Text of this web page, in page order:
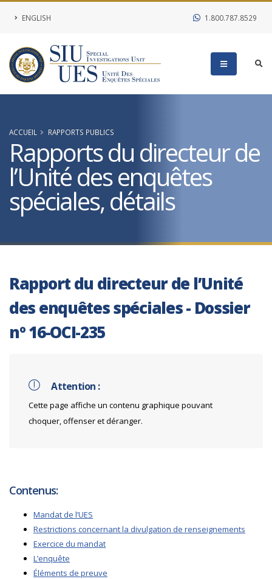
ENGLISH 1.800.787.8529
ACCUEIL RAPPORTS PUBLICS
Rapports du directeur de
l’Unité des enquêtes
spéciales, détails
Rapport du directeur de l’Unité
des enquêtes spéciales - Dossier
nº 16-OCI-235
Attention :
Cette page affiche un contenu graphique pouvant
choquer, offenser et déranger.
Contenus:
Mandat de l’UES
Restrictions concernant la divulgation de renseignements
Exercice du mandat
L’enquête
Éléments de preuve